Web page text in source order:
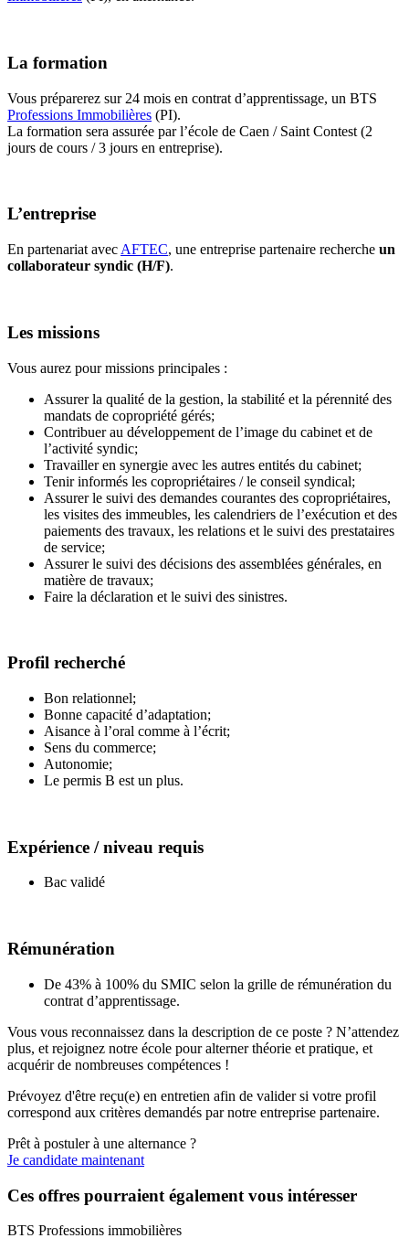
La formation
Vous préparerez sur 24 mois en contrat d’apprentissage, un BTS
Professions Immobilières (PI).
La formation sera assurée par l’école de Caen / Saint Contest (2
jours de cours / 3 jours en entreprise).
L’entreprise
En partenariat avec AFTEC, une entreprise partenaire recherche un
collaborateur syndic (H/F).
Les missions
Vous aurez pour missions principales :
Assurer la qualité de la gestion, la stabilité et la pérennité des
mandats de copropriété gérés;
Contribuer au développement de l’image du cabinet et de
l’activité syndic;
Travailler en synergie avec les autres entités du cabinet;
Tenir informés les copropriétaires / le conseil syndical;
Assurer le suivi des demandes courantes des copropriétaires,
les visites des immeubles, les calendriers de l’exécution et des
paiements des travaux, les relations et le suivi des prestataires
de service;
Assurer le suivi des décisions des assemblées générales, en
matière de travaux;
Faire la déclaration et le suivi des sinistres.
Profil recherché
Bon relationnel;
Bonne capacité d’adaptation;
Aisance à l’oral comme à l’écrit;
Sens du commerce;
Autonomie;
Le permis B est un plus.
Expérience / niveau requis
Bac validé
Rémunération
De 43% à 100% du SMIC selon la grille de rémunération du
contrat d’apprentissage.
Vous vous reconnaissez dans la description de ce poste ? N’attendez
plus, et rejoignez notre école pour alterner théorie et pratique, et
acquérir de nombreuses compétences !
Prévoyez d'être reçu(e) en entretien afin de valider si votre profil
correspond aux critères demandés par notre entreprise partenaire.
Prêt à postuler à une alternance ?
Je candidate maintenant
Ces offres pourraient également vous intéresser
BTS Professions immobilières